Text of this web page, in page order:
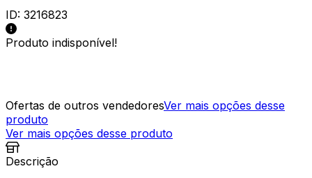
ID: 3216823
Produto indisponível!
Ofertas de outros vendedoresVer mais opções desse
produto
Ver mais opções desse produto
Descrição